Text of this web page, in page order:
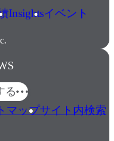
Insightsイベント
る
マップサイト内検索